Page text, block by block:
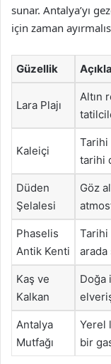
sunar. Antalya’yı
için zaman
Güzellik
Lara Plajı
Altın
Kaleiçi
Tarihi
tarihi
Düden
Şelalesi
Göz
Phaselis
Antik Kenti
Tarihi
arada
Kaş ve
Kalkan
Doğa
Antalya
Mutfağı
Yerel
bir